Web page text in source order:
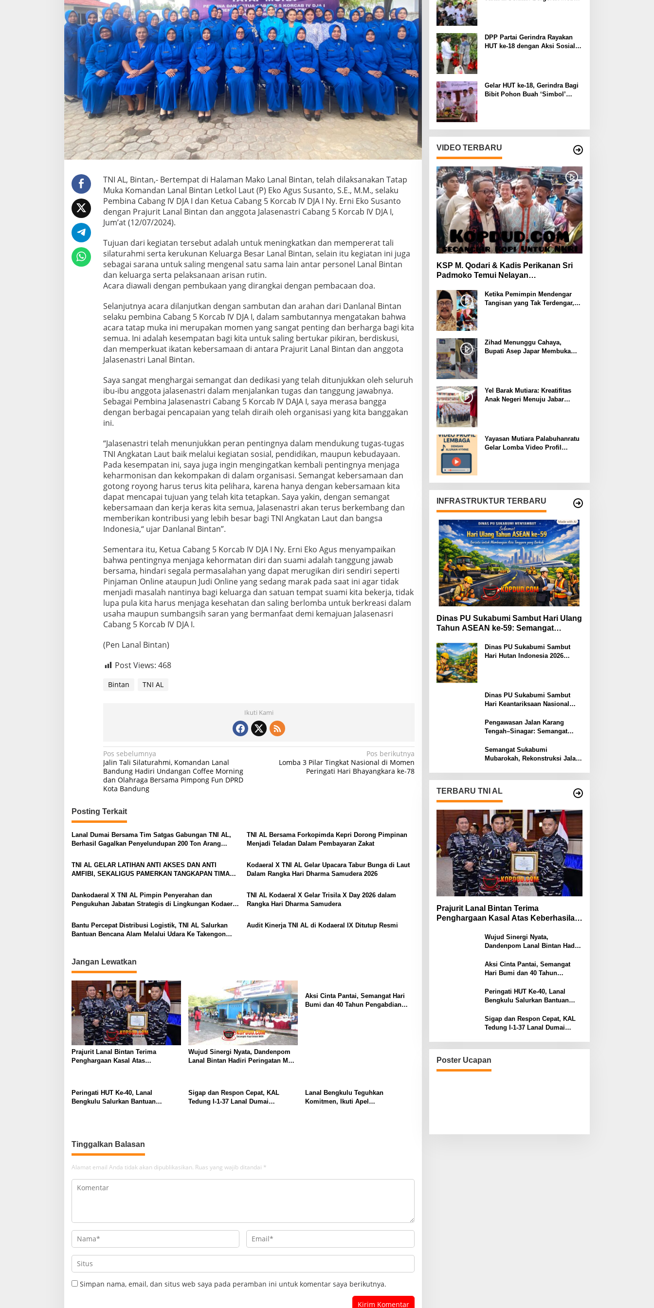
n
t
a
n
B
e
r
s
a
m
a
P
r
a
j
u
r
i
a
n
a
B
t
a
d
a
n
n
g
o
a
C
a
a
n
g
5
K
c
a
b
I
V
D
J
A
TNI AL, Bintan,- Bertempat di Halaman Mako Lanal Bintan, telah dilaksanakan Tatap
Muka Komandan Lanal Bintan Letkol Laut (P) Eko Agus Susanto, S.E., M.M., selaku
Pembina Cabang IV DJA I dan Ketua Cabang 5 Korcab IV DJA I Ny. Erni Eko Susanto
dengan Prajurit Lanal Bintan dan anggota Jalasenastri Cabang 5 Korcab IV DJA I,
Jum’at (12/07/2024).
Tujuan dari kegiatan tersebut adalah untuk meningkatkan dan mempererat tali
silaturahmi serta kerukunan Keluarga Besar Lanal Bintan, selain itu kegiatan ini juga
sebagai sarana untuk saling mengenal satu sama lain antar personel Lanal Bintan
dan keluarga serta pelaksanaan arisan rutin.
Acara diawali dengan pembukaan yang dirangkai dengan pembacaan doa.
Selanjutnya acara dilanjutkan dengan sambutan dan arahan dari Danlanal Bintan
selaku pembina Cabang 5 Korcab IV DJA I, dalam sambutannya mengatakan bahwa
acara tatap muka ini merupakan momen yang sangat penting dan berharga bagi kita
semua. Ini adalah kesempatan bagi kita untuk saling bertukar pikiran, berdiskusi,
dan memperkuat ikatan kebersamaan di antara Prajurit Lanal Bintan dan anggota
Jalasenastri Lanal Bintan.
Saya sangat menghargai semangat dan dedikasi yang telah ditunjukkan oleh seluruh
ibu-ibu anggota jalasenastri dalam menjalankan tugas dan tanggung jawabnya.
Sebagai Pembina Jalasenastri Cabang 5 Korcab IV DAJA I, saya merasa bangga
dengan berbagai pencapaian yang telah diraih oleh organisasi yang kita banggakan
ini.
“Jalasenastri telah menunjukkan peran pentingnya dalam mendukung tugas-tugas
TNI Angkatan Laut baik melalui kegiatan sosial, pendidikan, maupun kebudayaan.
Pada kesempatan ini, saya juga ingin mengingatkan kembali pentingnya menjaga
keharmonisan dan kekompakan di dalam organisasi. Semangat kebersamaan dan
gotong royong harus terus kita pelihara, karena hanya dengan kebersamaan kita
dapat mencapai tujuan yang telah kita tetapkan. Saya yakin, dengan semangat
kebersamaan dan kerja keras kita semua, Jalasenastri akan terus berkembang dan
memberikan kontribusi yang lebih besar bagi TNI Angkatan Laut dan bangsa
Indonesia,“ ujar Danlanal Bintan”.
Sementara itu, Ketua Cabang 5 Korcab IV DJA I Ny. Erni Eko Agus menyampaikan
bahwa pentingnya menjaga kehormatan diri dan suami adalah tanggung jawab
bersama, hindari segala permasalahan yang dapat merugikan diri sendiri seperti
Pinjaman Online ataupun Judi Online yang sedang marak pada saat ini agar tidak
menjadi masalah nantinya bagi keluarga dan satuan tempat suami kita bekerja, tidak
lupa pula kita harus menjaga kesehatan dan saling berlomba untuk berkreasi dalam
usaha maupun sumbangsih saran yang bermanfaat demi kemajuan Jalasenasri
Cabang 5 Korcab IV DJA I.
(Pen Lanal Bintan)
Post Views: 468
Bintan TNI AL
Ikuti Kami
N
a
v
g
a
s
p
o
s
Pos sebelumnya
Jalin Tali Silaturahmi, Komandan Lanal
Bandung Hadiri Undangan Coffee Morning
dan Olahraga Bersama Pimpong Fun DPRD
Kota Bandung
Pos berikutnya
Lomba 3 Pilar Tingkat Nasional di Momen
Peringati Hari Bhayangkara ke-78
Posting Terkait
Lanal Dumai Bersama Tim Satgas Gabungan TNI AL,
Berhasil Gagalkan Penyelundupan 200 Ton Arang
TNI AL Bersama Forkopimda Kepri Dorong Pimpinan
Menjadi Teladan Dalam Pembayaran Zakat
TNI AL GELAR LATIHAN ANTI AKSES DAN ANTI
AMFIBI, SEKALIGUS PAMERKAN TANGKAPAN TIMAH
MILYAR
Kodaeral X TNI AL Gelar Upacara Tabur Bunga di Laut
Dalam Rangka Hari Dharma Samudera 2026
Dankodaeral X TNI AL Pimpin Penyerahan dan
Pengukuhan Jabatan Strategis di Lingkungan Kodaeral
TNI AL Kodaeral X Gelar Trisila X Day 2026 dalam
Rangka Hari Dharma Samudera
Bantu Percepat Distribusi Logistik, TNI AL Salurkan
Bantuan Bencana Alam Melalui Udara Ke Takengon
Audit Kinerja TNI AL di Kodaeral IX Ditutup Resmi
Jangan Lewatkan
Prajurit Lanal Bintan Terima
Penghargaan Kasal Atas
Wujud Sinergi Nyata, Dandenpom
Lanal Bintan Hadiri Peringatan May
Aksi Cinta Pantai, Semangat Hari
Bumi dan 40 Tahun Pengabdian
Peringati HUT Ke-40, Lanal
Bengkulu Salurkan Bantuan
Sigap dan Respon Cepat, KAL
Tedung I-1-37 Lanal Dumai
Lanal Bengkulu Teguhkan
Komitmen, Ikuti Apel
Tinggalkan Balasan
Alamat email Anda tidak akan dipublikasikan. Ruas yang wajib ditandai *
Simpan nama, email, dan situs web saya pada peramban ini untuk komentar saya berikutnya.
DPP Partai Gerindra Rayakan
HUT ke-18 dengan Aksi Sosial
Gelar HUT ke-18, Gerindra Bagi
Bibit Pohon Buah ‘Simbol’
VIDEO TERBARU
KSP M. Qodari & Kadis Perikanan Sri
Padmoko Temui Nelayan
Ketika Pemimpin Mendengar
Tangisan yang Tak Terdengar,
Zihad Menunggu Cahaya,
Bupati Asep Japar Membuka
Yel Barak Mutiara: Kreatifitas
Anak Negeri Menuju Jabar
Yayasan Mutiara Palabuhanratu
Gelar Lomba Video Profil
INFRASTRUKTUR TERBARU
Dinas PU Sukabumi Sambut Hari Ulang
Tahun ASEAN ke-59: Semangat
BerkelanjutanDinas PU Sukabumi Sambut
Hari Hutan Indonesia 2026
Dinas PU Sukabumi Sambut
Hari Keantariksaan Nasional
Bangun Negeri Menuju Masa
Depan
Pengawasan Jalan Karang
Tengah–Sinagar: Semangat
Semangat Sukabumi
Mubarokah, Rekonstruksi Jalan
TERBARU TNI AL
Prajurit Lanal Bintan Terima
Penghargaan Kasal Atas Keberhasilan
Wujud Sinergi Nyata,
Dandenpom Lanal Bintan Hadiri
Tanjungpinang
Aksi Cinta Pantai, Semangat
Hari Bumi dan 40 Tahun
Peringati HUT Ke-40, Lanal
Bengkulu Salurkan Bantuan
Sigap dan Respon Cepat, KAL
Tedung I-1-37 Lanal Dumai
Poster Ucapan